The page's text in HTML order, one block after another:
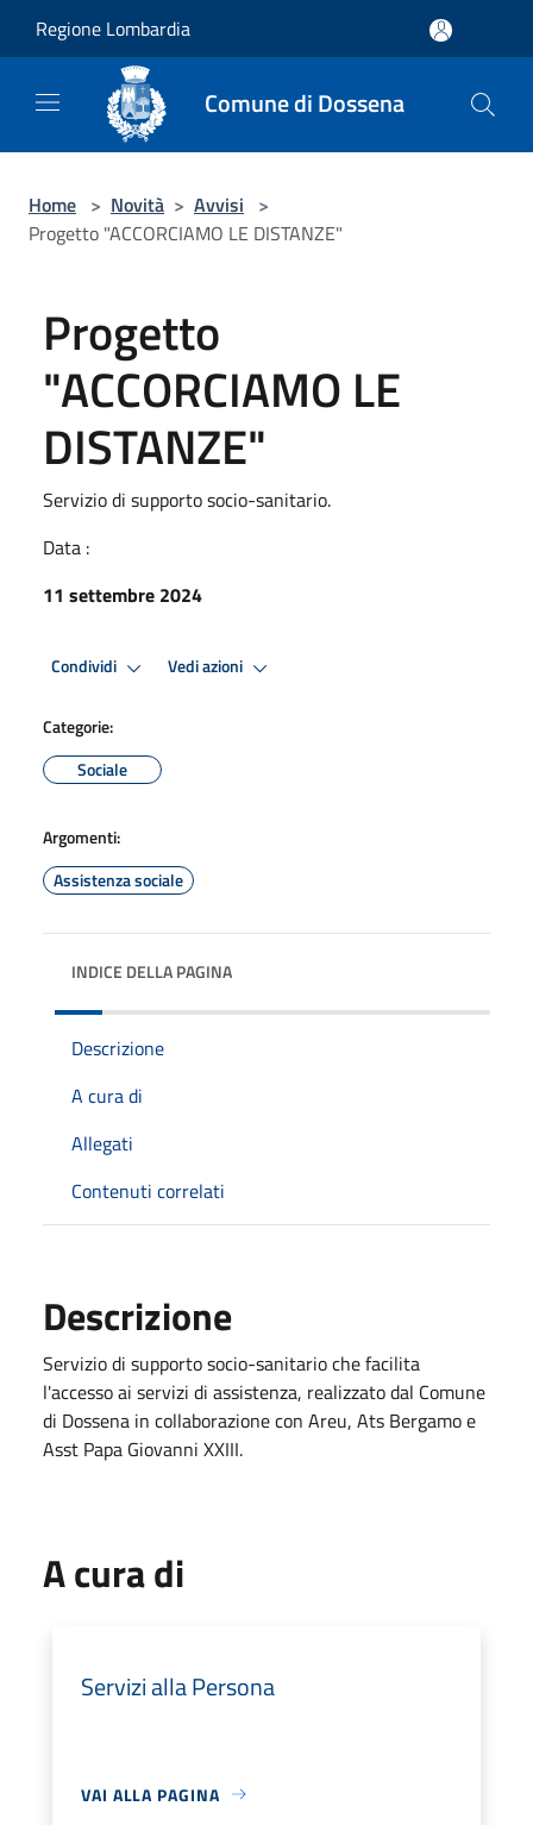
Regione Lombardia
Comune di Dossena
Home > Novità > Avvisi >
Progetto "ACCORCIAMO LE DISTANZE"
Progetto
"ACCORCIAMO LE
DISTANZE"
Servizio di supporto socio-sanitario.
Data :
11 settembre 2024
Condividi Vedi azioni
Categorie:
Sociale
Argomenti:
Assistenza sociale
INDICE DELLA PAGINA
Descrizione
A cura di
Allegati
Contenuti correlati
Descrizione
Servizio di supporto socio-sanitario che facilita
l'accesso ai servizi di assistenza, realizzato dal Comune
di Dossena in collaborazione con Areu, Ats Bergamo e
Asst Papa Giovanni XXIII.
A cura di
Servizi alla Persona
VAI ALLA PAGINA